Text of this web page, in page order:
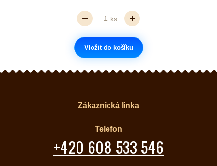
ks
Vložit do košíku
Zákaznická linka
Telefon
+420 608 533 546